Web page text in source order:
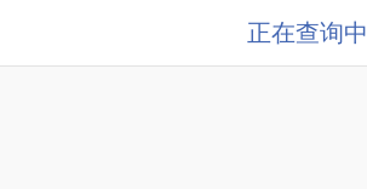
正在查询中